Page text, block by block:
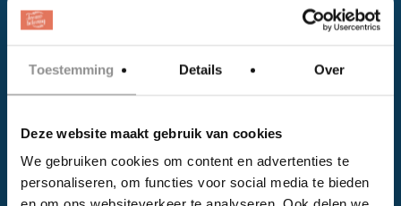
Toestemming Details Over
Deze website maakt gebruik van cookies
We gebruiken cookies om content en advertenties te
personaliseren, om functies voor social media te bieden
Facebook
Instagram
EVENTS
Kalender